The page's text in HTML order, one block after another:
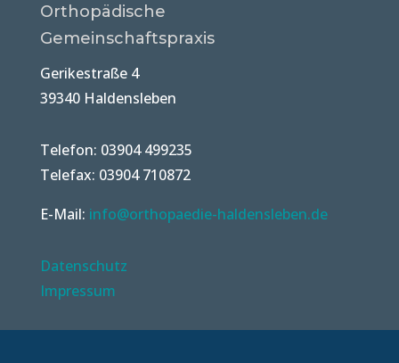
Orthopädische
Gemeinschaftspraxis
Gerikestraße 4
39340 Haldensleben
Telefon: 03904 499235
Telefax: 03904 710872
E-Mail: info@orthopaedie-haldensleben.de
Datenschutz
Impressum